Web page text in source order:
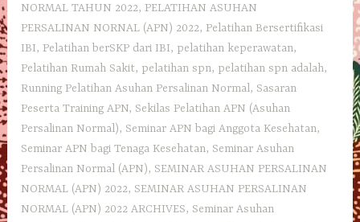
NORMAL TAHUN 2022, PELATIHAN ASUHAN
PERSALINAN NORNAL (APN) 2022, Pelatihan Bersertifikasi
IBI, Pelatihan berSKP dari IBI, pelatihan keperawatan,
Pelatihan Rumah Sakit, pelatihan spn, pelatihan spn adalah,
Running Pelatihan Asuhan Persalinan Normal, Sasaran
Peserta Training APN, Sekilas Pelatihan APN (Asuhan
Persalinan Normal), Seminar APN bagi Anggota Kesehatan,
Seminar APN bagi Tenaga Kesehatan, Seminar Asuhan
Persalinan Normal (APN), SEMINAR ASUHAN PERSALINAN
NORMAL (APN) 2022, SEMINAR ASUHAN PERSALINAN
NORMAL (APN) 2022 ARCHIVES, Seminar Asuhan